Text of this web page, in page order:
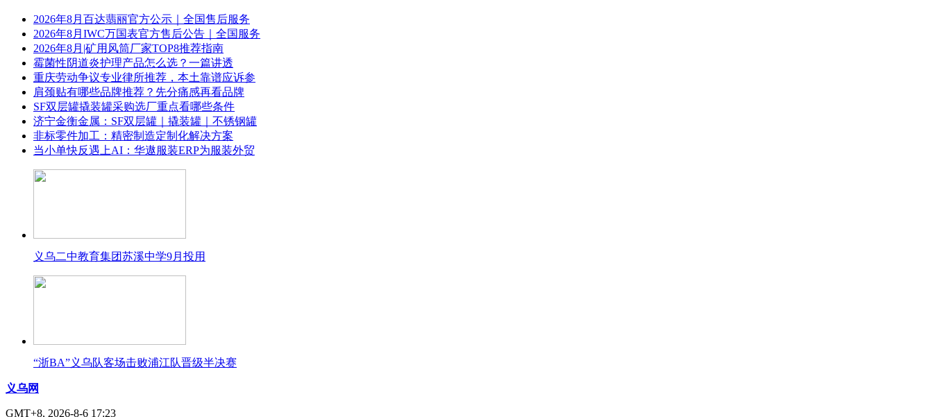
2026年8月百达翡丽官方公示｜全国售后服务
2026年8月IWC万国表官方售后公告｜全国服务
2026年8月|矿用风筒厂家TOP8推荐指南
霉菌性阴道炎护理产品怎么选？一篇讲透
重庆劳动争议专业律所推荐，本土靠谱应诉参
肩颈贴有哪些品牌推荐？先分痛感再看品牌
SF双层罐撬装罐采购选厂重点看哪些条件
济宁金衡金属：SF双层罐｜撬装罐｜不锈钢罐
非标零件加工：精密制造定制化解决方案
当小单快反遇上AI：华遨服装ERP为服装外贸
义乌二中教育集团苏溪中学9月投用
“浙BA”义乌队客场击败浦江队晋级半决赛
义乌网
GMT+8, 2026-8-6 17:23